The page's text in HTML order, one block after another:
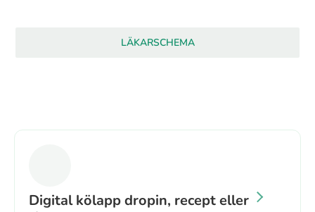
LÄKARSCHEMA
Digital kölapp dropin, recept eller